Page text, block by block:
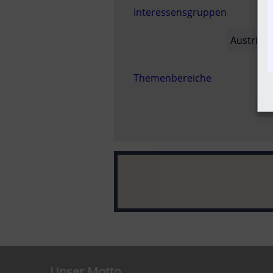
Interessensgruppen
Austria-
Themenbereiche